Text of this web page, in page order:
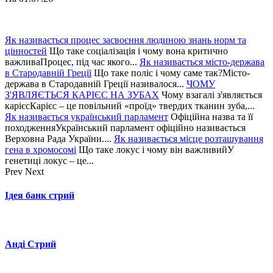
Як називається процес засвоєння людиною знань норм та
цінностей Що таке соціалізація і чому вона критично
важливаПроцес, під час якого... Як називається місто-держава
в Стародавній Греції Що таке поліс і чому саме так?Місто-
держава в Стародавній Греції називалося... ЧОМУ
З'ЯВЛЯЄТЬСЯ КАРІЄС НА ЗУБАХ Чому взагалі з'являється
карієсКарієс – це повільний «проїд» твердих тканин зуба,...
Як називається український парламент Офіційна назва та її
походженняУкраїнський парламент офіційно називається
Верховна Рада України.... Як називається місце розташування
гена в хромосомі Що таке локус і чому він важливийУ
генетиці локус – це...
Prev Next
Ідея банк стрий
Анді Стрий